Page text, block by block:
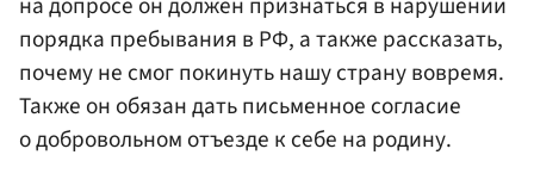
порядка пребывания в РФ, а также рассказать,
почему не смог покинуть нашу страну вовремя.
Также он обязан дать письменное согласие
о добровольном отъезде к себе на родину.